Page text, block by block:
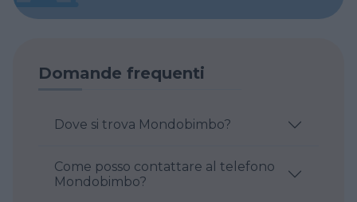
Domande frequenti
Dove si trova Mondobimbo?
Come posso contattare al telefono
Mondobimbo?